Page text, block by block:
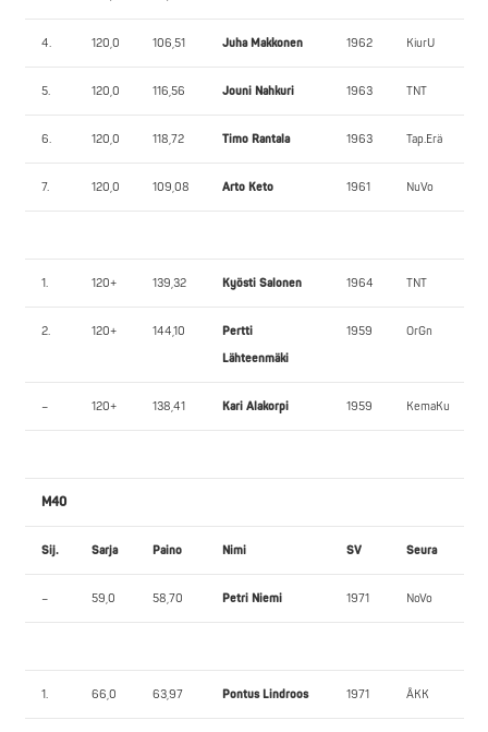
4. 120,0 106,51 Juha Makkonen 1962 KiurU
5. 120,0 116,56 Jouni Nahkuri 1963 TNT
6. 120,0 118,72 Timo Rantala 1963 Tap.Erä
7. 120,0 109,08 Arto Keto 1961 NuVo
1. 120+ 139,32 Kyösti Salonen 1964 TNT
2. 120+ 144,10
Pertti
Lähteenmäki
1959 OrGn
– 120+ 138,41 Kari Alakorpi 1959 KemaKu
M40
Sij. Sarja Paino Nimi SV Seura
– 59,0 58,70 Petri Niemi 1971 NoVo
1. 66,0 63,97 Pontus Lindroos 1971 ÅKK